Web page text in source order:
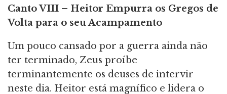
CantoVIII – Heitor Empurra os Gregos de
Volta para o seu Acampamento
Um pouco cansado por a guerra ainda não
ter terminado, Zeus proíbe
terminantemente os deuses de intervir
neste dia. Heitor está magnífico e lidera o